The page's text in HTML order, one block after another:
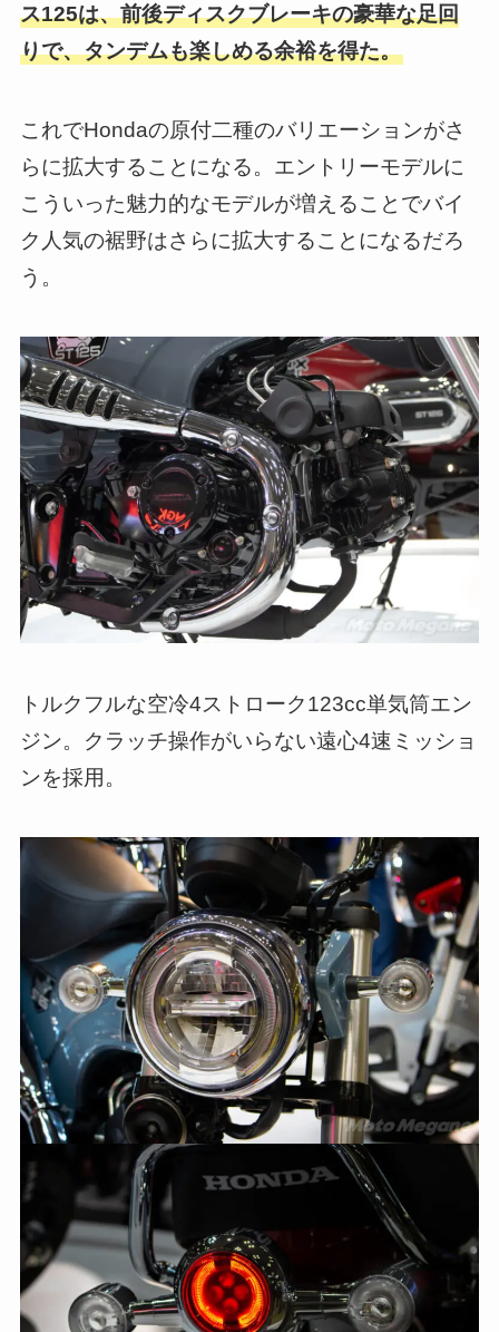
ス125は、前後ディスクブレーキの豪華な足回
りで、タンデムも楽しめる余裕を得た。
これでHondaの原付二種のバリエーションがさ
らに拡大することになる。エントリーモデルに
こういった魅力的なモデルが増えることでバイ
ク人気の裾野はさらに拡大することになるだろ
う。
トルクフルな空冷4ストローク123cc単気筒エン
ジン。クラッチ操作がいらない遠心4速ミッショ
ンを採用。